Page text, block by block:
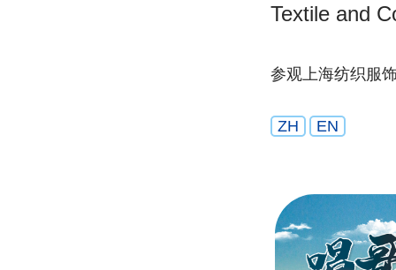
Textile and
参观上海纺织服
ZH EN